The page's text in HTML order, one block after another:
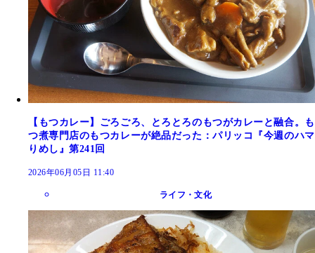
【もつカレー】ごろごろ、とろとろのもつがカレーと融合。も
つ煮専門店のもつカレーが絶品だった：パリッコ『今週のハマ
りめし』第241回
2026年06月05日 11:40
ライフ・文化